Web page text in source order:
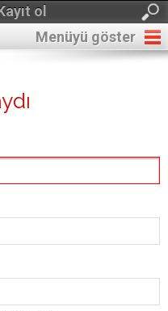
ol
Menüyü göster